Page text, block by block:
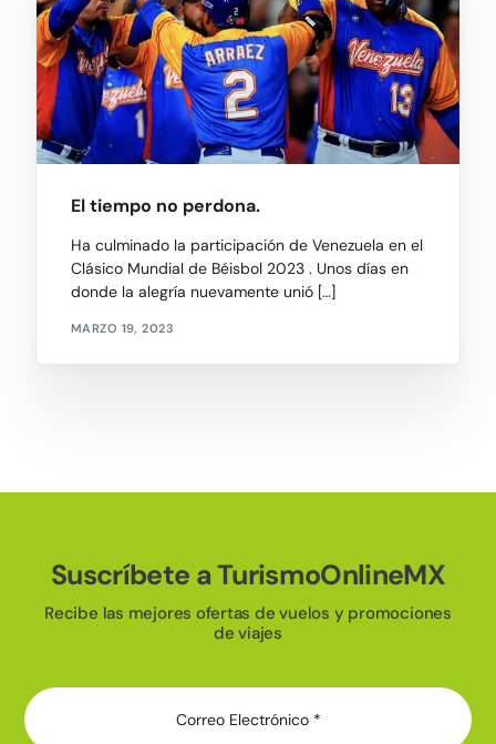
El tiempo no perdona.
Ha culminado la participación de Venezuela en el
Clásico Mundial de Béisbol 2023 . Unos días en
donde la alegría nuevamente unió […]
MARZO 19, 2023
Suscríbete a TurismoOnlineMX
Recibe las mejores ofertas de vuelos y promociones
de viajes